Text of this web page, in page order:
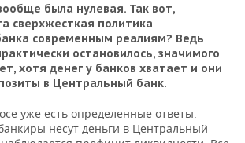
была нулевая. Так вот,
сверхжесткая политика
современным реалиям? Ведь
остановилось, значимого
хотя денег у банков хватает и они
в Центральный банк.
уже есть определенные ответы.
несут деньги в Центральный